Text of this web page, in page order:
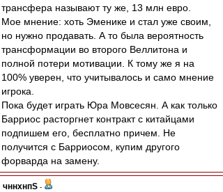
трансфера называют ту же, 13 млн евро.
Мое мнение: хоть Эменике и стал уже своим,
но нужно продавать. А то была вероятность
трансформации во второго Веллитона и
полной потери мотивации. К тому же я на
100% уверен, что учитывалось и само мнение
игрока.
Пока будет играть Юра Мовсесян. А как только
Барриос расторгнет контракт с китайцами
подпишем его, бесплатно причем. Не
получится с Барриосом, купим другого
форварда на замену.
чннхнпS -